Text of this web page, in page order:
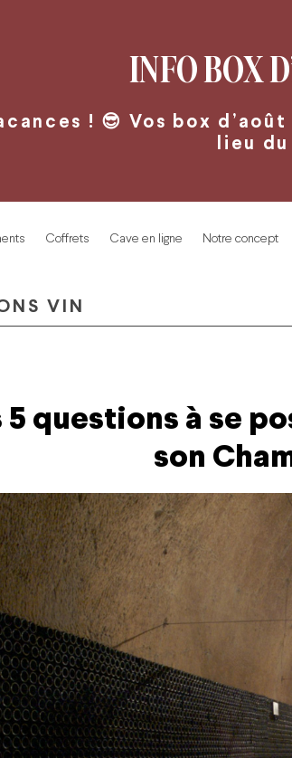
INFO BOX
! 😎 Vos box
lieu du
Coffrets Cave en ligne Notre concept
VIN
5 questions à se
son